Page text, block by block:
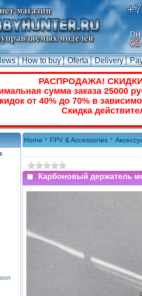
How to buy Oferta Delivery
РАСПРОДАЖА!
сумма заказа 25000
от 40% до 70% в
Скидка
Home FPV & Accessories
Карбоновый держатель